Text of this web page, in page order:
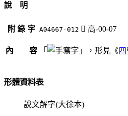
說 明
附 錄 字 A04667-012 󶳂 高-00-07
內 容 「 」，形見《
形體資料表
說文解字(大徐本)